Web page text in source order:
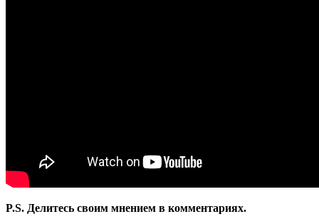
P.S. Делитесь своим мнением в комментариях.